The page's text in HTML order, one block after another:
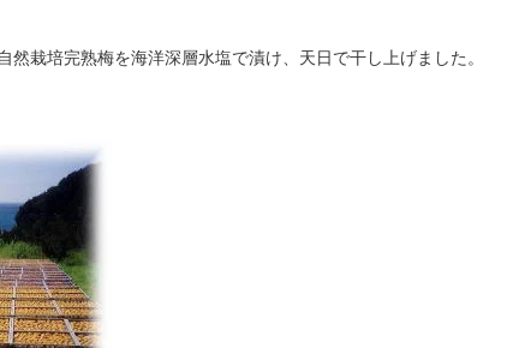
栽培完熟梅を海洋深層水塩で漬け、天日で干し上げました。